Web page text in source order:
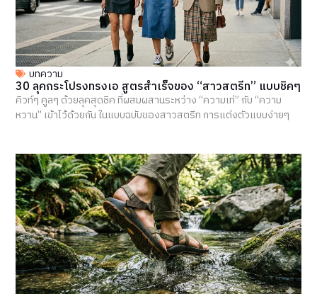
บทความ
30 ลุคกระโปรงทรงเอ สูตรสำเร็จของ “สาวสตรีท” แบบชิคๆ
คิวท์ๆ คูลๆ ด้วยลุคสุดชิค ที่ผสมผสานระหว่าง “ความเท่” กับ “ความ
หวาน” เข้าไว้ด้วยกัน ในแบบฉบับของสาวสตรีท การแต่งตัวแบบง่ายๆ